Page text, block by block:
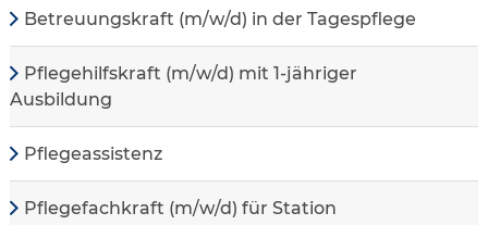
Betreuungskraft (m/w/d) in der Tagespflege
Pflegehilfskraft (m/w/d) mit 1-jähriger
Ausbildung
Pflegeassistenz
Pflegefachkraft (m/w/d) für Station